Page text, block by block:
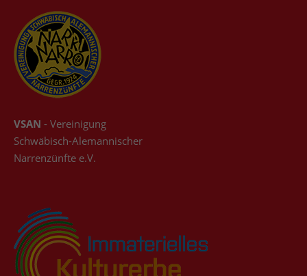
VSAN - Vereinigung
Schwäbisch-Alemannischer
Narrenzünfte e.V.